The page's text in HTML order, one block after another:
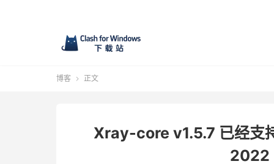
博客  正文
Xray-core v1.5.7 已经支
2022